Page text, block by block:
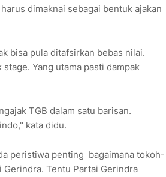
dimaknai sebagai bentuk ajakan
bisa pula ditafsirkan bebas nilai.
Yang utama pasti dampak
TGB dalam satu barisan.
kata didu.
peristiwa penting bagaimana tokoh-
Tentu Partai Gerindra